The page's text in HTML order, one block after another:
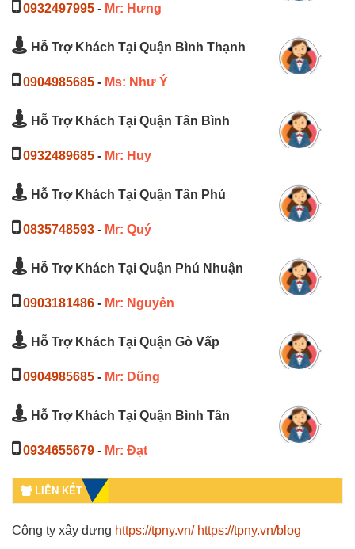
0932497995 - Mr: Hưng
Hỗ Trợ Khách Tại Quận Bình Thạnh
0904985685 - Ms: Như Ý
Hỗ Trợ Khách Tại Quận Tân Bình
0932489685 - Mr: Huy
Hỗ Trợ Khách Tại Quận Tân Phú
0835748593 - Mr: Quý
Hỗ Trợ Khách Tại Quận Phú Nhuận
0903181486 - Mr: Nguyên
Hỗ Trợ Khách Tại Quận Gò Vấp
0904985685 - Mr: Dũng
Hỗ Trợ Khách Tại Quận Bình Tân
0934655679 - Mr: Đạt
LIÊN KẾT
Công ty xây dựng https://tpny.vn/ https://tpny.vn/blog